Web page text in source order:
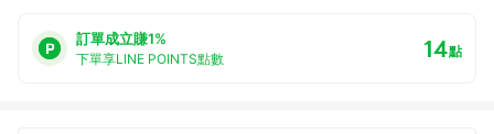
訂單成立賺1%
下單享LINE POINTS點數 14點